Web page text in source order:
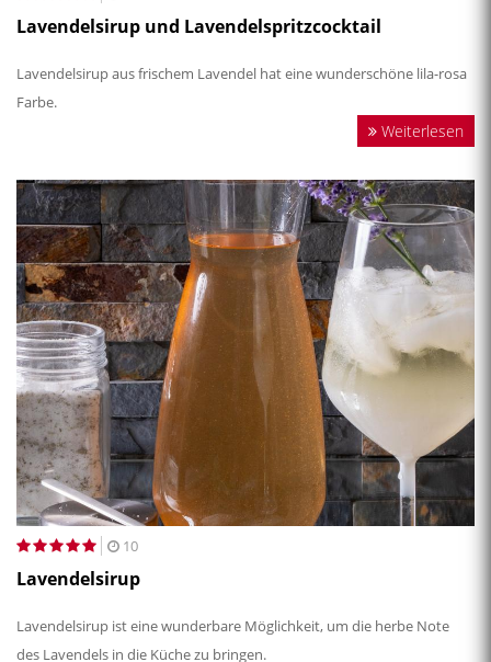
Lavendelsirup und Lavendelspritzcocktail
Lavendelsirup aus frischem Lavendel hat eine wunderschöne lila-rosa
Farbe.
Weiterlesen
10
Lavendelsirup
Lavendelsirup ist eine wunderbare Möglichkeit, um die herbe Note
des Lavendels in die Küche zu bringen.